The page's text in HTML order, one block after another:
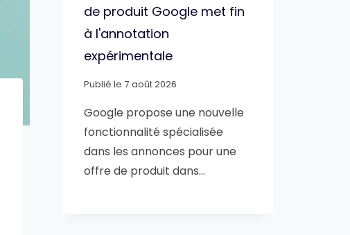
de produit Google met fin
à l'annotation
expérimentale
Publié le 7 août 2026
Google propose une nouvelle
fonctionnalité spécialisée
dans les annonces pour une
offre de produit dans…